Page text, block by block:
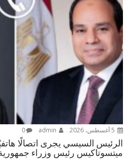
0
الرئيس السيسي يجرى اتصالًا
ميتسوتاكيس رئيس وزراء جمهورية